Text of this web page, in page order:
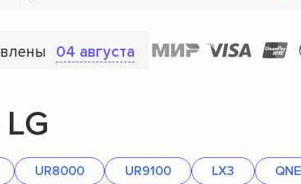
04 августа
UR8000 UR9100 LX3